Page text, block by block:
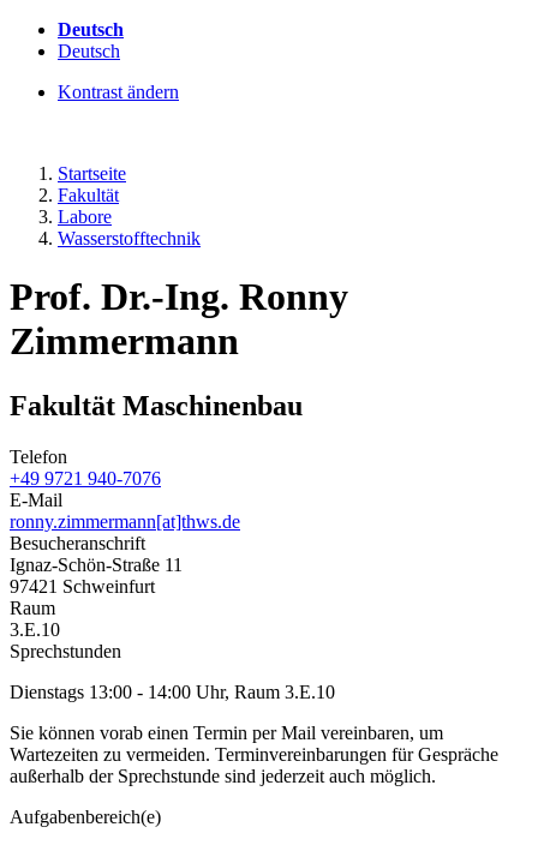
Deutsch
Deutsch
Kontrast ändern
Startseite
Fakultät
Labore
Wasserstofftechnik
Prof. Dr.-Ing. Ronny
Zimmermann
Fakultät Maschinenbau
Telefon
+49 9721 940-7076
E-Mail
ronny.zimmermann[at]thws.de
Besucheranschrift
Ignaz-Schön-Straße 11
97421 Schweinfurt
Raum
3.E.10
Sprechstunden
Dienstags 13:00 - 14:00 Uhr, Raum 3.E.10
Sie können vorab einen Termin per Mail vereinbaren, um
Wartezeiten zu vermeiden. Terminvereinbarungen für Gespräche
außerhalb der Sprechstunde sind jederzeit auch möglich.
Aufgabenbereich(e)